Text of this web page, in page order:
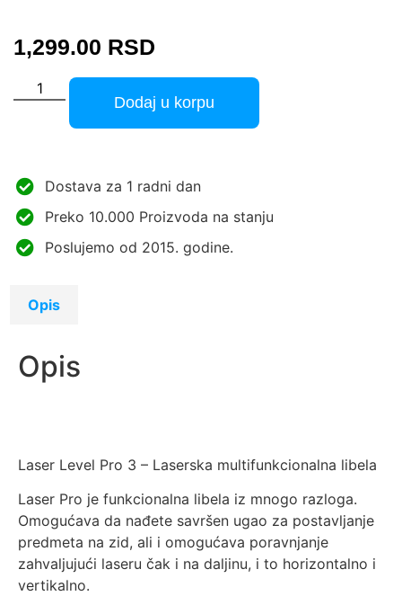
1,299.00 RSD
Dodaj u korpu
Dostava za 1 radni dan
Preko 10.000 Proizvoda na stanju
Poslujemo od 2015. godine.
Opis
Opis
Laser Level Pro 3 – Laserska multifunkcionalna libela
Laser Pro je funkcionalna libela iz mnogo razloga.
Omogućava da nađete savršen ugao za postavljanje
predmeta na zid, ali i omogućava poravnjanje
zahvaljujući laseru čak i na daljinu, i to horizontalno i
vertikalno.